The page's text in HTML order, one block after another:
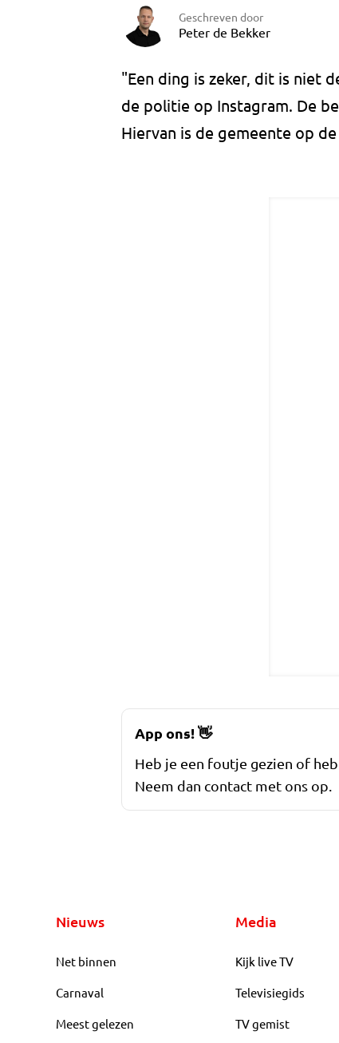
Geschreven door
Peter de Bekker
"Een ding is zeker, dit is niet
de politie op Instagram. De
Hiervan is de gemeente op
App ons!👋
Heb je een foutje gezien of
Neem dan contact met ons op.
Nieuws
Net binnen
Carnaval
Meest gelezen
Media
Kijk live TV
Televisiegids
TV gemist